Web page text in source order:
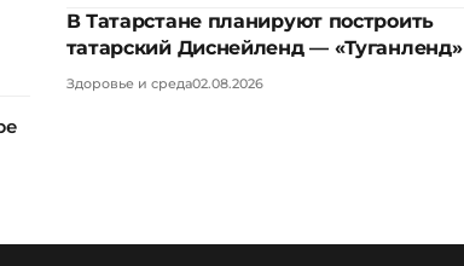
В Татарстане планируют построить
татарский Диснейленд — «Туганленд»
Здоровье и среда02.08.2026